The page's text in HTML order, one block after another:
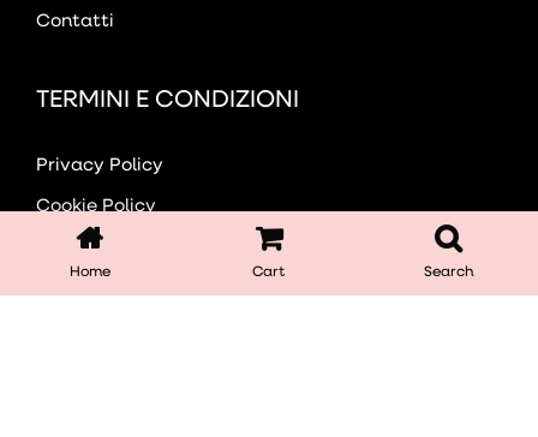
Contatti
TERMINI E CONDIZIONI
Privacy Policy
Cookie Policy
Resi e Rimborsi
Condizioni Generali
Home Cart Search